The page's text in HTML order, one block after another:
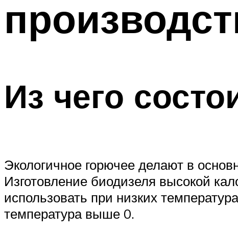
Из чего
Экологичное горючее делают в
Изготовление биодизеля высокой
использовать при низких
температура выше 0.